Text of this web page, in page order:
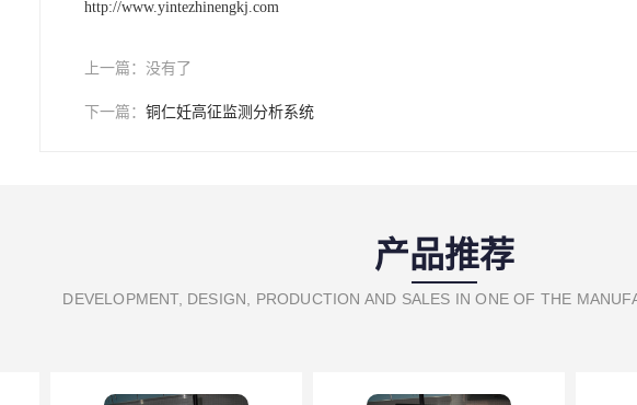
http://www.yintezhinengkj.com
上一篇： 没有了
下一篇： 铜仁妊高征监测分析系统
产品推荐
DEVELOPMENT, DESIGN, PRODUCTION AND SALES IN ONE OF THE